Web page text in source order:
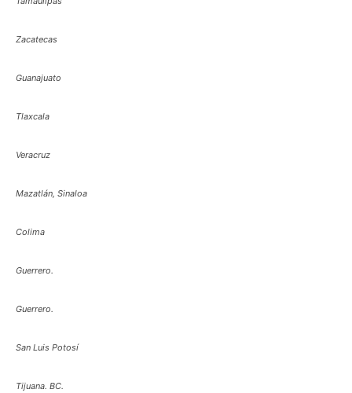
Zacatecas
Guanajuato
Tlaxcala
Veracruz
Mazatlán, Sinaloa
Colima
Guerrero.
Guerrero.
San Luis Potosí
Tijuana. BC.